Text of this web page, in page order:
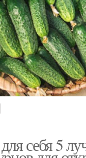
себя 5